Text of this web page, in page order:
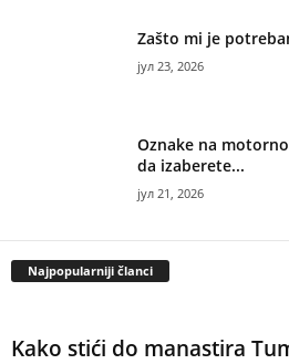
Zašto mi je
јул 23, 2026
Oznake na
da izaberete...
јул 21, 2026
Najpopularniji članci
Kako stići do manastira